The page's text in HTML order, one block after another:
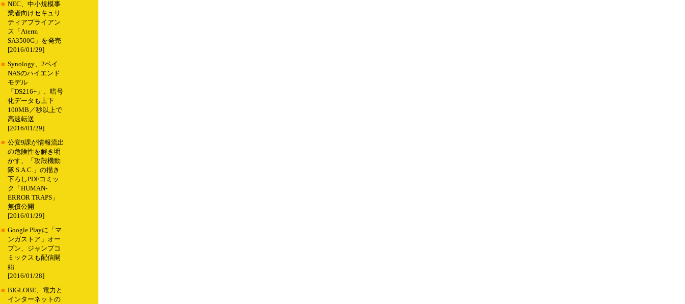
■ NEC、中小規模事
業者向けセキュリ
ティアプライアン
ス「Aterm
SA3500G」を発売
[2016/01/29]
■ Synology、2ベイ
NASのハイエンド
モデル
「DS216+」、暗号
化データも上下
100MB／秒以上で
高速転送
[2016/01/29]
■ 公安9課が情報流出
の危険性を解き明
かす、「攻殻機動
隊 S.A.C.」の描き
下ろしPDFコミッ
ク「HUMAN-
ERROR TRAPS」
無償公開
[2016/01/29]
■ Google Playに「マ
ンガストア」オー
プン、ジャンプコ
ミックスも配信開
始
[2016/01/28]
■ BIGLOBE、電力と
インターネットの